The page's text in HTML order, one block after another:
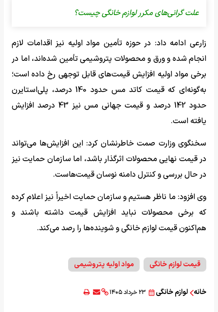
علت گرانی‌های مکرر لوازم خانگی چیست؟
زارعی ادامه داد: در حوزه تأمین مواد اولیه نیز اقدامات لازم
انجام شده و ورق و محصولات پتروشیمی تأمین شده‌اند، اما در
برخی مواد اولیه افزایش قیمت‌های قابل توجهی رخ داده است؛
به‌گونه‌ای که قیمت کاتد مس حدود 140 درصد، پلی‌استایرن
حدود 142 درصد و قیمت جهانی مس نیز 43 درصد افزایش
یافته است.
سخنگوی وزارت صمت خاطرنشان کرد: این افزایش‌ها می‌تواند
در قیمت نهایی محصولات اثرگذار باشد، اما سازمان حمایت نیز
در حال بررسی و کنترل دامنه نوسان قیمت‌هاست.
وی افزود: ما ناظر هستیم و سازمان حمایت اخیراً نیز اعلام کرده
که برخی محصولات نباید افزایش قیمت داشته باشند و
هم‌اکنون قیمت لوازم خانگی و شوینده‌ها را رصد می‌کند.
قیمت لوازم خانگی مواد اولیه پتروشیمی
خانه لوازم خانگی ۲۳ خرداد ۱۴۰۵